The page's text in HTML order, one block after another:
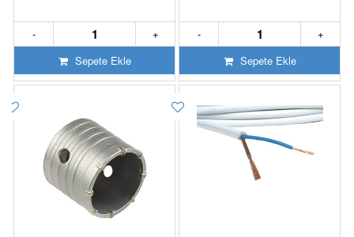
+
-
Sepete Ekle
+
-
Sepete Ekle